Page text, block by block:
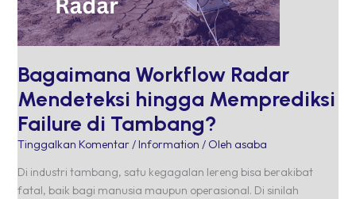
Bagaimana Workflow Radar
Mendeteksi hingga Memprediksi
Failure di Tambang?
Tinggalkan Komentar/ Information / Oleh asaba
Di industri tambang, satu kegagalan lereng bisa berakibat
fatal, baik bagi manusia maupun operasional. Di sinilah